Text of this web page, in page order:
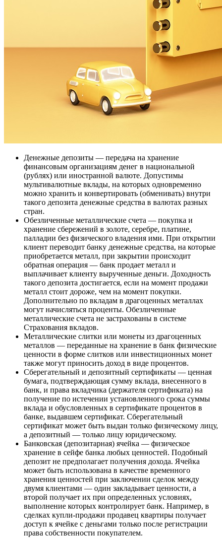
Денежные депозиты — передача на хранение
финансовым организациям денег в национальной
(рублях) или иностранной валюте. Допустимы
мультивалютные вклады, на которых одновременно
можно хранить и конвертировать (обменивать) внутри
такого депозита денежные средства в валютах разных
стран.
Обезличенные металлические счета — покупка и
хранение сбережений в золоте, серебре, платине,
палладии без физического владения ими. При открытии
клиент переводит банку денежные средства, на которые
приобретается металл, при закрытии происходит
обратная операция — банк продает металл и
выплачивает клиенту вырученные деньги. Доходность
такого депозита достигается, если на момент продажи
металл стоит дороже, чем на момент покупки.
Дополнительно по вкладам в драгоценных металлах
могут начисляться проценты. Обезличенные
металлические счета не застрахованы в системе
Страхования вкладов.
Металлические слитки или монеты из драгоценных
металлов — переданные на хранение в банк физические
ценности в форме слитков или инвестиционных монет
также могут приносить доход в виде процентов.
Сберегательный и депозитный сертификаты — ценная
бумага, подтверждающая сумму вклада, внесенного в
банк, и права вкладчика (держателя сертификата) на
получение по истечении установленного срока суммы
вклада и обусловленных в сертификате процентов в
банке, выдавшем сертификат. Сберегательный
сертификат может быть выдан только физическому лицу,
а депозитный — только лицу юридическому.
Банковская (депозитарная) ячейка — физическое
хранение в сейфе банка любых ценностей. Подобный
депозит не предполагает получения дохода. Ячейка
может быть использована в качестве временного
хранения ценностей при заключении сделок между
двумя клиентами — один закладывает ценности, а
второй получает их при определенных условиях,
выполнение которых контролирует банк. Например, в
сделках купли-продажи продавец квартиры получает
доступ к ячейке с деньгами только после регистрации
права собственности покупателем.